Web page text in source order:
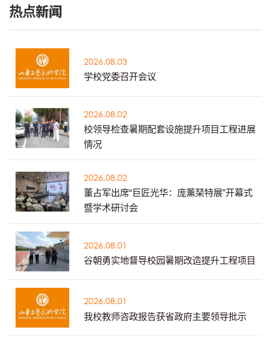
热点新闻
2026.08.03
学校党委召开会议
2026.08.02
校领导检查暑期配套设施提升项目工程进展
情况
2026.08.02
董占军出席“巨匠光华：庞薰琹特展”开幕式
暨学术研讨会
2026.08.01
谷朝勇实地督导校园暑期改造提升工程项目
2026.08.01
我校教师咨政报告获省政府主要领导批示